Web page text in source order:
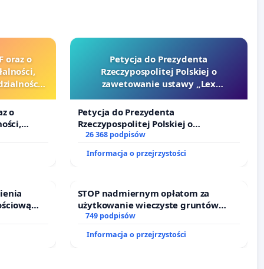
oraz o
o
Petycja do Prezydenta
Rzeczypospolitej Polskiej o
zawetowanie ustawy „Lex
Petycja do Prezydenta
Rzeczypospolitej Polskiej o
zawetowanie ustawy „Lex Szarlatan”
26 368 podpisów
Informacja o przejrzystości
STOP nadmiernym opłatom za
użytkowanie wieczyste gruntów
zajmowanych przez rodzinne ogrody
749 podpisów
Informacja o przejrzystości